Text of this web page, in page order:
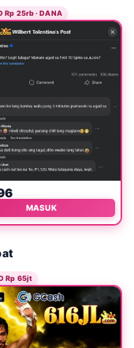
Rp 25rb · DANA
MASUK
Rp 65jt